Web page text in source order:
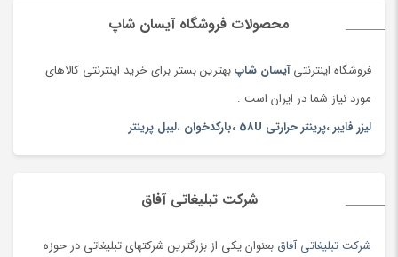
محصولات فروشگاه آیسان شاپ
فروشگاه اینترنتیآیسان شاپبهترین بستر برای خرید اینترنتی کالاهای
مورد نیاز شما در ایران است .
لیزر فایبر،پرینتر حرارتی 58U ،بارکدخوان ،لیبل پرینتر
شرکت تبلیغاتی آفاق
شرکت تبلیغاتی آفاق بعنوان یکی از بزرگترین شرکتهای تبلیغاتی در حوزه